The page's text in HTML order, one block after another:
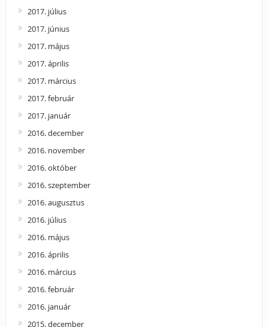
2017. július
2017. június
2017. május
2017. április
2017. március
2017. február
2017. január
2016. december
2016. november
2016. október
2016. szeptember
2016. augusztus
2016. július
2016. május
2016. április
2016. március
2016. február
2016. január
2015. december